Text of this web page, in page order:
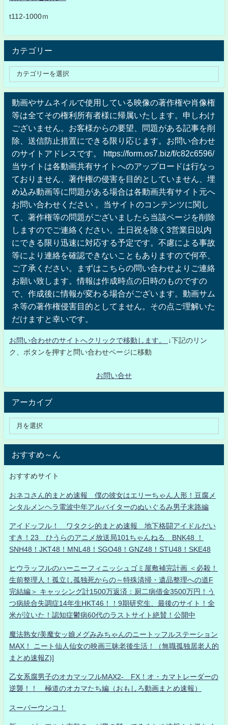
t112-1000ｍ
カテゴリー
動画やサムネイルで使用している映像の著作権や肖像権
等は全てその権利所有者様に帰属いたします。申しわけ
ございません。お客様からの要望、問題がある記事を削
除、送信防止措置にできる限り応じます。お問い合わせ
のサイトアドレスです。 https://form.os7.biz/f/c82c6596/
当サイトは各動画共有サイトへのアップロードは行なっ
ておりません、著作権の侵害を目的としていません、埋
め込み動画等に問題がある場合は各動画共有サイト元へ
お問い合わせください 。当サイトのコンテンツに関し
て、著作権等の問題がございましたら当該ページを削除
しますのでご連絡ください。土日祝を除く3営業日以内
にできる限り迅速に対応する予定です。不慮による事故
等により連絡を確認できないこともありますので何卒、
ご了承ください。まずはこちらの問い合わせよりご連絡
お願い致します。情報は作成時点の日時のものですの
で、作成後に情報が変わる場合がございます。動画サム
ネ等の著作権侵害目的としてません。その点ご理解いた
だけますと幸いです。
お問い合わせのサイトへクリックで移動します。
↓下記のリン
ク、ボタンを押すと問い合わせページに移動
お問い合せ
アーカイブ
おすすめ～ん
おすすめサイト
おネコさん的まとめ速報 僕の彼女はエリーちゃん人形！豆腐メ
ンタルメンヘラ電波中年アルバイターのぬいぐるみ男子末路編
アイドッフル！ ワタクシ的まとめ速報 地下格闘アイドルだい
すき！23 ひうらのアニメ放送局101ちゃんねる BNK48 ！
SNH48！JKT48！MNL48！SGO48！GNZ48！STU48！SKE48
ヒウラッフルのハーニーフィニッシュゴミ屋敷補完計画 ＜必殺！
生前整理人！孤立し孤独死からの～特殊清掃・遺品整理への道F
完結編＞ キャッシング計1500万返済：厨二病借金3500万円！う
つ病統合失調症14年生HKT46！！9期研究生、最後のサイト！全
米が泣いた！認知症鬱病60代のラストサイト絶賛！公開中
魔法熟女/美魔女ッ娘メグみみちゃんのニートッフルステーション
MAX！ ニート仙人仙女の映画三昧老後生活！（無職孤独居老人的
まとめ速報Z)]
乙女系腐男子のオカマッフルMAX2- FX！オ・カマトレーダーの
逆襲！！ 極道のオカマたち編（おもしろ動画まとめ速報）
スーパーウンコ！